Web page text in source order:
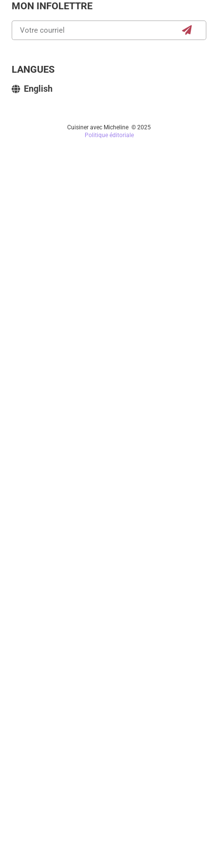
MON INFOLETTRE
LANGUES
English
Cuisiner avec Micheline © 2025
Politique éditoriale